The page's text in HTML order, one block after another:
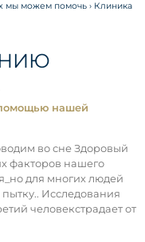
мы можем помочь› Клиника
нашей
во сне Здоровый
факторов нашего
для многих людей
Исследования
человекстрадает от